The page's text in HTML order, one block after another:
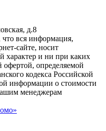
д.8
вся информация,
сайте, носит
характер и ни при каких
офертой, определяемой
кодекса Российской
информации о стоимости
менеджерам